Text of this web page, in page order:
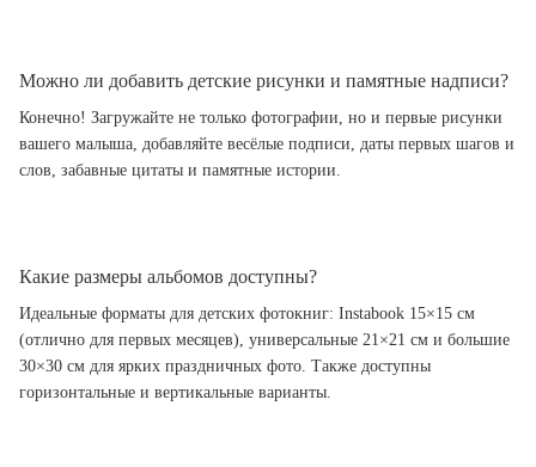
Можно ли добавить детские рисунки и памятные надписи?
Конечно! Загружайте не только фотографии, но и первые рисунки
вашего малыша, добавляйте весёлые подписи, даты первых шагов и
слов, забавные цитаты и памятные истории.
Какие размеры альбомов доступны?
Идеальные форматы для детских фотокниг: Instabook 15×15 см
(отлично для первых месяцев), универсальные 21×21 см и большие
30×30 см для ярких праздничных фото. Также доступны
горизонтальные и вертикальные варианты.